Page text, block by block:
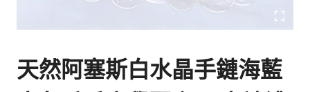
天然阿塞斯白水晶手鏈海藍